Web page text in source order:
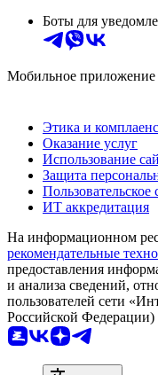
Боты для
Мобильное приложение
Этика и комплаенс
Оказание услуг
Использование
Защита
Пользовательское
ИТ аккредитация
На информационном
рекомендательные
предоставления
и анализа сведений,
пользователей сети
Российской Федерации)